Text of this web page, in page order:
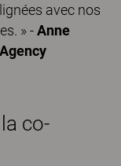
avec nos
» -Anne
co-